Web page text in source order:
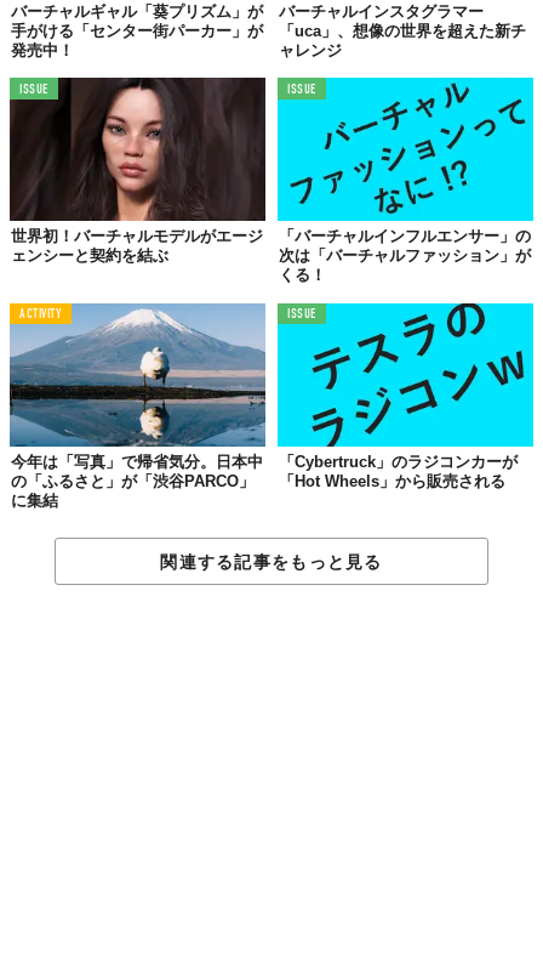
バーチャルギャル「葵プリズム」が
手がける「センター街パーカー」が
発売中！
バーチャルインスタグラマー
「uca」、想像の世界を超えた新チ
ャレンジ
ISSUE
世界初！バーチャルモデルがエージ
ェンシーと契約を結ぶ
ISSUE
「バーチャルインフルエンサー」の
次は「バーチャルファッション」が
くる！
ACTIVITY
今年は「写真」で帰省気分。日本中
の「ふるさと」が「渋谷PARCO」
に集結
ISSUE
「Cybertruck」のラジコンカーが
「Hot Wheels」から販売される
関連する記事をもっと見る